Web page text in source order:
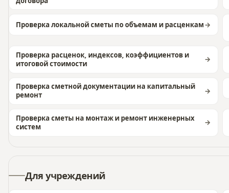
Проверка локальной сметы по объемам и расценкам
Проверка расценок, индексов, коэффициентов и
итоговой стоимости
Проверка сметной документации на капитальный
ремонт
Проверка сметы на монтаж и ремонт инженерных
систем
Для учреждений